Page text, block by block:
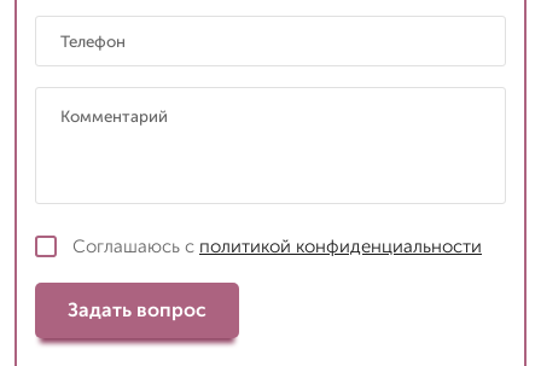
Соглашаюсь с политикой конфиденциальности
Задать вопрос